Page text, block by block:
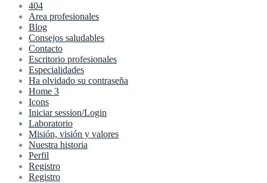
404
Area profesionales
Blog
Consejos saludables
Contacto
Escritorio profesionales
Especialidades
Ha olvidado su contraseña
Home 3
Icons
Iniciar session/Login
Laboratorio
Misión, visión y valores
Nuestra historia
Perfil
Registro
Registro